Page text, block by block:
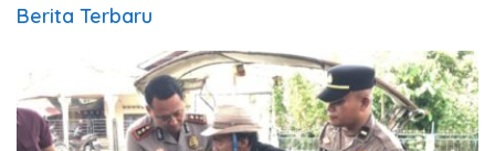
Berita Terbaru